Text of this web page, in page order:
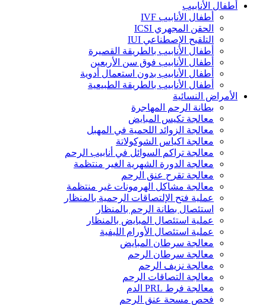
أطفال الأنابيب
أطفال الأنابيب IVF
الحقن المجهري ICSI
التلقيح الإصطناعي IUI
أطفال الأنابيب بالطريقة القصيرة
أطفال الأنابيب فوق سن الأربعين
أطفال الأنابيب بدون استعمال أدوية
أطفال الأنابيب بالطريقة الطبيعية
الأمراض النسائية
بطانة الرحم المهاجرة
معالجة تكيس المبايض
معالجة الزوائد اللحمية في المهبل
معالجة اكياس الشوكولاتة
معالجة تراكم السوائل في أنابيب الرحم
معالجة الدورة الشهرية الغير منتظمة
معالجة تقرح عنق الرحم
معالجة مشاكل الهرمونات غير منتظمة
عملية فتح الإلتصاقات الرحمية بالمنظار
استئصال بطانة الرحم بالمنظار
عملية استئصال المبايض بالمنظار
عملية استئصال الأورام الليفية
معالجة سرطان المبايض
معالجة سرطان الرحم
معالجة نزيف الرحم
معالجة التصاقات الرحم
معالجة فرط PRL الدم
فحص مسحة عنق الرحم